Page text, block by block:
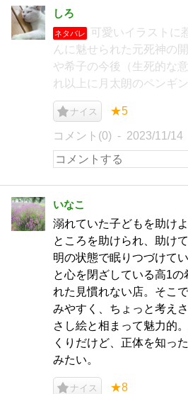
しろ
ネタバレ
可愛いイラストに
んに魅せられた元死神の
や希子の今後（生死的な
れ以上に月太朗のペンギ
ナイス ★5
コメント(0) 2023/11/14
いなこ
溺れていた子どもを助け
ところを助けられ、助け
明の状態で眠りつづけて
と心を閉ざしている高1
れた見慣れない店。そこ
みやすく、ちょっと考え
さし絵と相まって魅力的
くりだけど、正体を知っ
みたい。
ナイス ★8